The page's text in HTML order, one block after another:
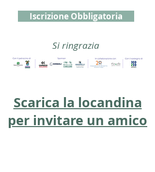
Iscrizione Obbligatoria
Si ringrazia
Scarica la locandina
per invitare un amico